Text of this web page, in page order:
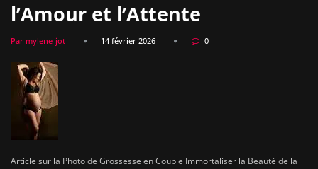
l’Amour et l’Attente
Par mylene-jot 14 février 2026 0
Article sur la Photo de Grossesse en Couple Immortaliser la Beauté de la